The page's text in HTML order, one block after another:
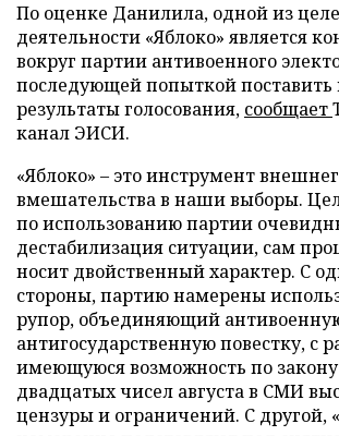
По оценке Данилила, одной из
деятельности «Яблоко» является
вокруг партии антивоенного
последующей попыткой поставить
результаты голосования, сообщает
канал ЭИСИ.
«Яблоко» – это инструмент
вмешательства в наши выборы.
по использованию партии
дестабилизация ситуации, сам
носит двойственный характер. С
стороны, партию намерены
рупор, объединяющий
антигосударственную повестку, с
имеющуюся возможность по закону
двадцатых чисел августа в СМИ
цензуры и ограничений. С другой,